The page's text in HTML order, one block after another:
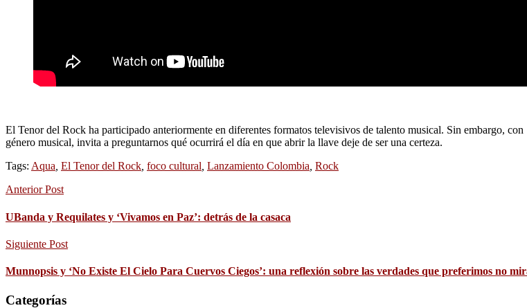
El Tenor del Rock ha participado anteriormente en diferentes formatos televisivos de talento musical. Sin embargo,
género musical, invita a preguntarnos qué ocurrirá el día en que abrir la llave deje de ser una certeza.
Tags: Aqua, El Tenor del Rock, foco cultural, Lanzamiento Colombia, Rock
Anterior Post
UBanda y Requilates y ‘Vivamos en Paz’: detrás de la casaca
Siguiente Post
Munnopsis y ‘No Existe El Cielo Para Cuervos Ciegos’: una reflexión sobre las verdades que preferimos no
Categorías